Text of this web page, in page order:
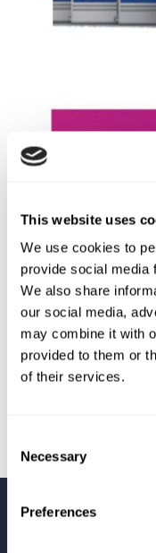
This website uses
We use cookies to
provide social media
We also share
our social media,
may combine it with
provided to them or
of their services.
Selection
Necessary
Preferences